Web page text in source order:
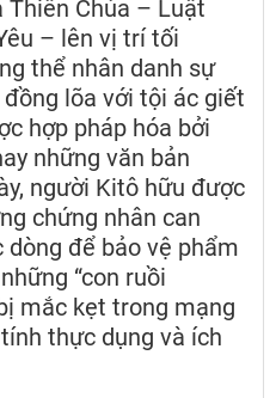
Chúa – Luật
– lên vị trí tối
thể nhân danh sự
lõa với tội ác giết
hợp pháp hóa bởi
những văn bản
người Kitô hữu được
chứng nhân can
để bảo vệ phẩm
“con ruồi
mắc kẹt trong mạng
thực dụng và ích